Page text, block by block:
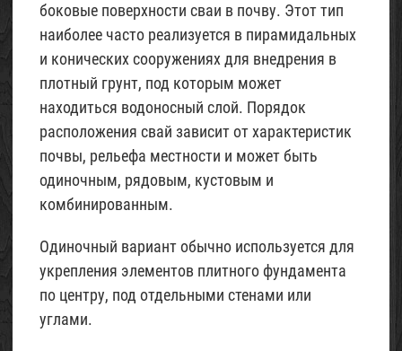
боковые поверхности сваи в почву. Этот тип
наиболее часто реализуется в пирамидальных
и конических сооружениях для внедрения в
плотный грунт, под которым может
находиться водоносный слой. Порядок
расположения свай зависит от характеристик
почвы, рельефа местности и может быть
одиночным, рядовым, кустовым и
комбинированным.
Одиночный вариант обычно используется для
укрепления элементов плитного фундамента
по центру, под отдельными стенами или
углами.